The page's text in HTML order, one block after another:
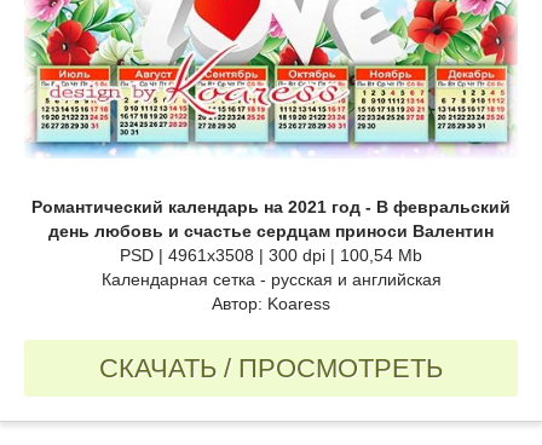
Романтический календарь на 2021 год - В февральский
день любовь и счастье сердцам приноси Валентин
PSD | 4961x3508 | 300 dpi | 100,54 Mb
Календарная сетка - русская и английская
Автор: Koaress
СКАЧАТЬ / ПРОСМОТРЕТЬ